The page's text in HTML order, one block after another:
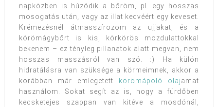
napközben is húzódik a bőröm, pl. egy hosszas
mosogatás után, vagy az illat kedvéért egy keveset.
Krémezésnél átmasszírozom az ujjakat, és a
körömágybőrt is kis, körkörös mozdulattokkal
bekenem – ez tényleg pillanatok alatt megvan, nem
hosszas masszásról van szó. :) Ha külön
hidratálásra van szüksége a körmeimnek, akkor a
korábban már emlegetett
körömápoló olajamat
használom. Sokat segít az is, hogy a fürdőben
kecsketejes szappan van kitéve a mosdónál,